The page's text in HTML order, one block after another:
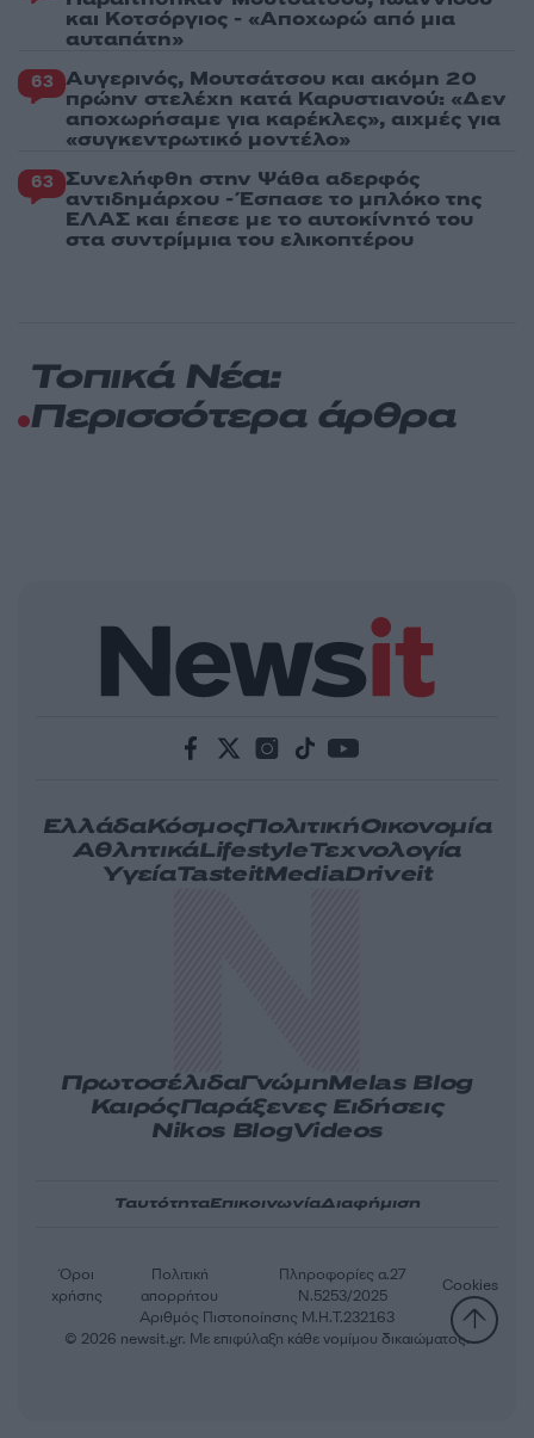
και Κοτσόργιος - «Αποχωρώ από μια
αυταπάτη»
63 Αυγερινός, Μουτσάτσου και ακόμη 20
πρώην στελέχη κατά Καρυστιανού: «Δεν
αποχωρήσαμε για καρέκλες», αιχμές για
«συγκεντρωτικό μοντέλο»
63 Συνελήφθη στην Ψάθα αδερφός
αντιδημάρχου - Έσπασε το μπλόκο της
ΕΛΑΣ και έπεσε με το αυτοκίνητό του
στα συντρίμμια του ελικοπτέρου
Τοπικά Νέα:
Περισσότερα άρθρα
ΕλλάδαΚόσμοςΠολιτικήΟικονομία
ΑθλητικάLifestyleΤεχνολογία
ΥγείαTasteitMediaDriveit
ΠρωτοσέλιδαΓνώμηMelas Blog
ΚαιρόςΠαράξενες Ειδήσεις
Nikos BlogVideos
ΤαυτότηταΕπικοινωνίαΔιαφήμιση
Αριθμός Πιστοποίησης Μ.Η.Τ.232163
Όροι
χρήσης
Πολιτική
απορρήτου
Πληροφορίες α.27
Ν.5253/2025
Cookies
© 2026 newsit.gr. Με επιφύλαξη κάθε νομίμου δικαιώματος.